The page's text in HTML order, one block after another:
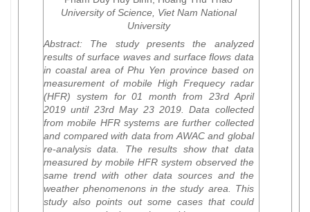
University of Science, Viet Nam National
University
Abstract: The study presents the analyzed
results of surface waves and surface flows data
in coastal area of Phu Yen province based on
measurement of mobile High Frequecy radar
(HFR) system for 01 month from 23rd April
2019 until 23rd May 23 2019. Data collected
from mobile HFR systems are further collected
and compared with data from AWAC and global
re-analysis data. The results show that data
measured by mobile HFR system observed the
same trend with other data sources and the
weather phenomenons in the study area. This
study also points out some cases that could